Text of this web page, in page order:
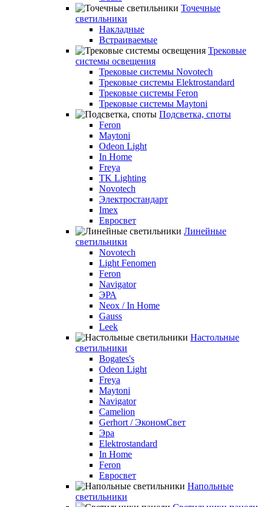
Точечные
светильники
Накладные
Встраиваемые
Трековые
системы освещения
Трековые системы Novotech
Трековые системы Elektrostandard
Трековые системы Feron
Трековые системы Maytoni
Подсветка, споты
Feron
Maytoni
Odeon Light
In Home
Freya
TK Lighting
Novotech
Электростандарт
Imex
Евросвет
Линейные
светильники
Novotech
Light Fenomen
Feron
Navigator
ЭРА
Neox / In Home
Gauss
Leek
Настольные
светильники
Bogates's
Odeon Light
Freya
Maytoni
Navigator
Camelion
Gerhort / ЭкономСвет
Эра
Elektrostandard
In Home
Feron
Евросвет
Напольные
светильники